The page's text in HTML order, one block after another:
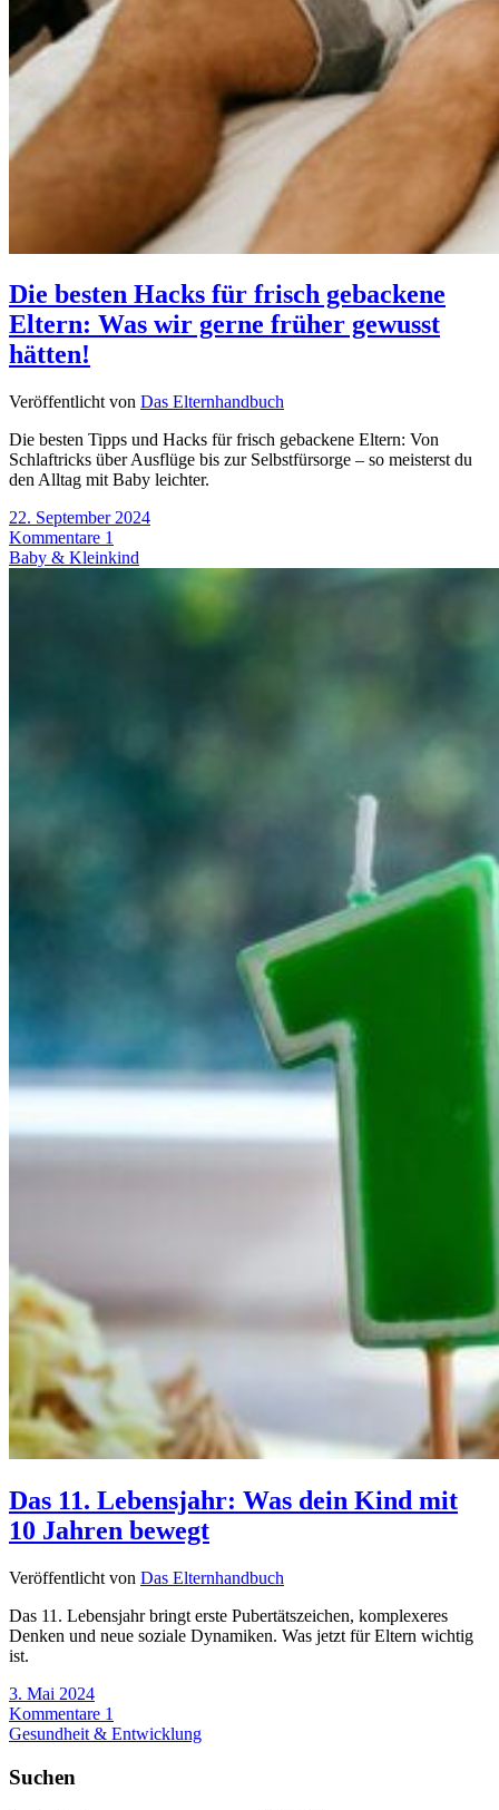
Die besten Hacks für frisch gebackene
Eltern: Was wir gerne früher gewusst
hätten!
Veröffentlicht von Das Elternhandbuch
Die besten Tipps und Hacks für frisch gebackene Eltern: Von
Schlaftricks über Ausflüge bis zur Selbstfürsorge – so meisterst du
den Alltag mit Baby leichter.
22. September 2024
Kommentare 1
Baby & Kleinkind
Das 11. Lebensjahr: Was dein Kind mit
10 Jahren bewegt
Veröffentlicht von Das Elternhandbuch
Das 11. Lebensjahr bringt erste Pubertätszeichen, komplexeres
Denken und neue soziale Dynamiken. Was jetzt für Eltern wichtig
ist.
3. Mai 2024
Kommentare 1
Gesundheit & Entwicklung
Suchen